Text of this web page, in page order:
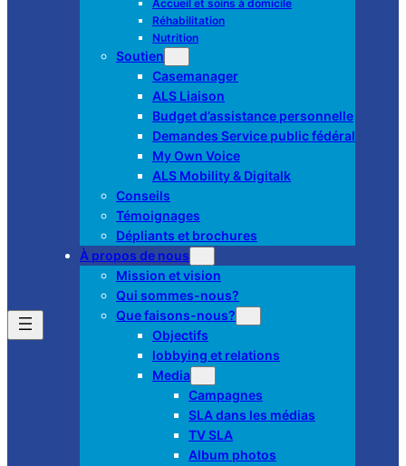
Accueil et soins à domicile
Réhabilitation
Nutrition
Soutien
Casemanager
ALS Liaison
Budget d’assistance personnelle
Demandes Service public fédéral
My Own Voice
ALS Mobility & Digitalk
Conseils
Témoignages
Dépliants et brochures
À propos de nous
Mission et vision
Qui sommes-nous?
Que faisons-nous?
Objectifs
lobbying et relations
Media
Campagnes
SLA dans les médias
TV SLA
Album photos